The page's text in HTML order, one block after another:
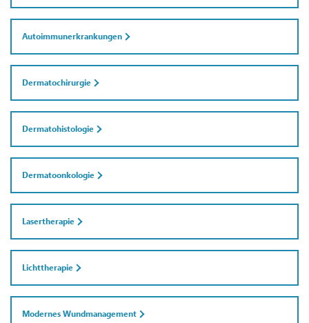
Autoimmunerkrankungen
Dermatochirurgie
Dermatohistologie
Dermatoonkologie
Lasertherapie
Lichttherapie
Modernes Wundmanagement